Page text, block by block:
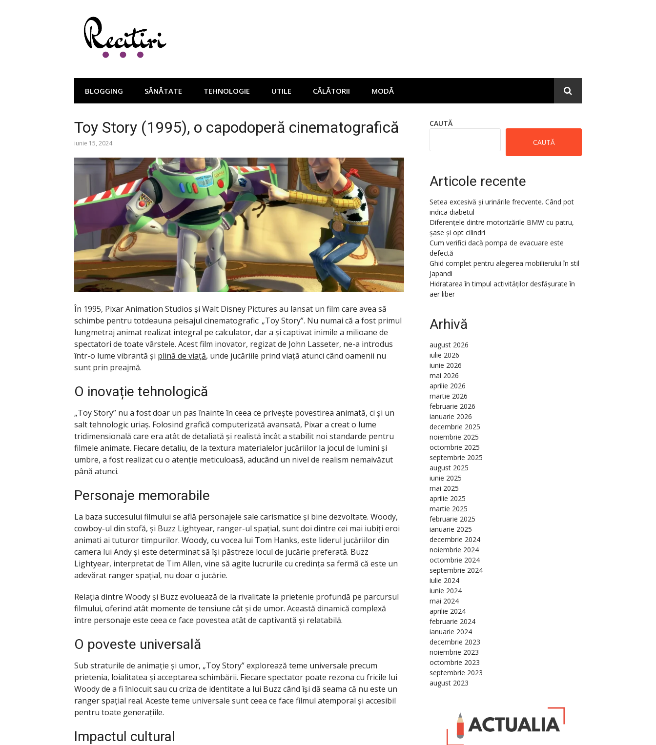
BLOGGING SĂNĂTATE TEHNOLOGIE UTILE CĂLĂTORII MODĂ
Toy Story (1995), o capodoperă cinematografică
iunie 15, 2024
În 1995, Pixar Animation Studios și Walt Disney Pictures au lansat un film care avea să
schimbe pentru totdeauna peisajul cinematografic: „Toy Story”. Nu numai că a fost primul
lungmetraj animat realizat integral pe calculator, dar a și captivat inimile a milioane de
spectatori de toate vârstele. Acest film inovator, regizat de John Lasseter, ne-a introdus
într-o lume vibrantă și plină de viață, unde jucăriile prind viață atunci când oamenii nu
sunt prin preajmă.
O inovație tehnologică
„Toy Story” nu a fost doar un pas înainte în ceea ce privește povestirea animată, ci și un
salt tehnologic uriaș. Folosind grafică computerizată avansată, Pixar a creat o lume
tridimensională care era atât de detaliată și realistă încât a stabilit noi standarde pentru
filmele animate. Fiecare detaliu, de la textura materialelor jucăriilor la jocul de lumini și
umbre, a fost realizat cu o atenție meticuloasă, aducând un nivel de realism nemaivăzut
până atunci.
Personaje memorabile
La baza succesului filmului se află personajele sale carismatice și bine dezvoltate. Woody,
cowboy-ul din stofă, și Buzz Lightyear, ranger-ul spațial, sunt doi dintre cei mai iubiți eroi
animati ai tuturor timpurilor. Woody, cu vocea lui Tom Hanks, este liderul jucăriilor din
camera lui Andy și este determinat să își păstreze locul de jucărie preferată. Buzz
Lightyear, interpretat de Tim Allen, vine să agite lucrurile cu credința sa fermă că este un
adevărat ranger spațial, nu doar o jucărie.
Relația dintre Woody și Buzz evoluează de la rivalitate la prietenie profundă pe parcursul
filmului, oferind atât momente de tensiune cât și de umor. Această dinamică complexă
între personaje este ceea ce face povestea atât de captivantă și relatabilă.
O poveste universală
Sub straturile de animație și umor, „Toy Story” explorează teme universale precum
prietenia, loialitatea și acceptarea schimbării. Fiecare spectator poate rezona cu fricile lui
Woody de a fi înlocuit sau cu criza de identitate a lui Buzz când își dă seama că nu este un
ranger spațial real. Aceste teme universale sunt ceea ce face filmul atemporal și accesibil
pentru toate generațiile.
Impactul cultural
CAUTĂ
CAUTĂ
Articole recente
Setea excesivă și urinările frecvente. Când pot
indica diabetul
Diferențele dintre motorizările BMW cu patru,
șase și opt cilindri
Cum verifici dacă pompa de evacuare este
defectă
Ghid complet pentru alegerea mobilierului în stil
Japandi
Hidratarea în timpul activităților desfășurate în
aer liber
Arhivă
august 2026
iulie 2026
iunie 2026
mai 2026
aprilie 2026
martie 2026
februarie 2026
ianuarie 2026
decembrie 2025
noiembrie 2025
octombrie 2025
septembrie 2025
august 2025
iunie 2025
mai 2025
aprilie 2025
martie 2025
februarie 2025
ianuarie 2025
decembrie 2024
noiembrie 2024
octombrie 2024
septembrie 2024
iulie 2024
iunie 2024
mai 2024
aprilie 2024
februarie 2024
ianuarie 2024
decembrie 2023
noiembrie 2023
octombrie 2023
septembrie 2023
august 2023